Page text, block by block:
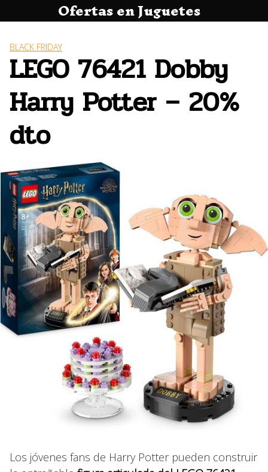
al
Ofertas en Juguetes
BLACK FRIDAY
LEGO 76421 Dobby
Harry Potter – 20%
dto
Los jóvenes fans de Harry Potter pueden construir